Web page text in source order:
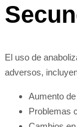
El uso de
adversos,
Aumento
Problemas